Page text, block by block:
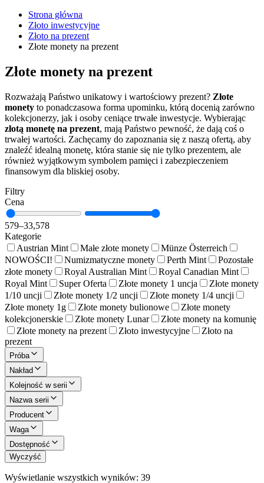
Strona główna
Złoto inwestycyjne
Złoto na prezent
Złote monety na prezent
Złote monety na prezent
Rozważają Państwo unikatowy i wartościowy prezent? Złote
monety to ponadczasowa forma upominku, którą docenią zarówno
kolekcjonerzy, jak i osoby ceniące trwałe inwestycje. Wybierając
złotą monetę na prezent, mają Państwo pewność, że dają coś o
trwałej wartości. Zachęcamy do zapoznania się z naszą ofertą, aby
znaleźć idealną monetę, która stanie się nie tylko prezentem, ale
również wyjątkowym symbolem pamięci i zabezpieczeniem
finansowym dla bliskiej osoby.
Filtry
Cena
579–33,578
Kategorie
Austrian Mint
Małe złote monety
Münze Österreich
NOWOŚCI!
Numizmatyczne monety Perth Mint
Pozostałe
złote monety
Royal Australian Mint
Royal Canadian Mint
Royal Mint
Super Oferta Złote monety 1 uncja
Złote monety
1/10 uncji
Złote monety 1/2 uncji
Złote monety 1/4 uncji
Złote monety 1g
Złote monety bulionowe
Złote monety
kolekcjonerskie
Złote monety Lunar
Złote monety na komunię
Złote monety na prezent
Złoto inwestycyjne
Złoto na
prezent
Próba
Nakład
Kolejność w serii
Nazwa serii
Producent
Waga
Dostępność
Wyczyść
Wyświetlanie wszystkich wyników: 39